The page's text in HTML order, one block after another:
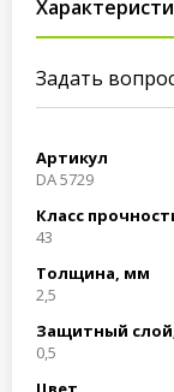
Задать
Артикул
DA 5729
Класс
43
Толщина, мм
2,5
Защитный
0,5